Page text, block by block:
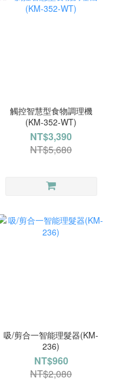
觸控智慧型食物調理機
(KM-352-WT)
NT$3,390
NT$5,680
吸/剪合一智能理髮器(KM-
236)
NT$960
NT$2,080